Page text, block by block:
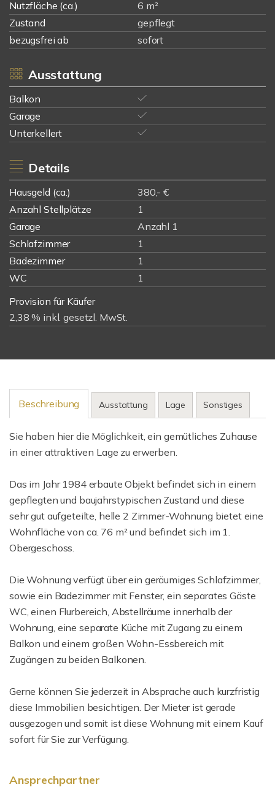
Nutzfläche (ca.)
6 m²
Zustand
gepflegt
bezugsfrei ab
sofort
Ausstattung
Balkon
Garage
Unterkellert
Details
Hausgeld (ca.)
380,- €
Anzahl Stellplätze
1
Garage
Anzahl 1
Schlafzimmer
1
Badezimmer
1
WC
1
Provision für Käufer
2,38 % inkl. gesetzl. MwSt.
Beschreibung Ausstattung Lage Sonstiges
Sie haben hier die Möglichkeit, ein gemütliches Zuhause
in einer attraktiven Lage zu erwerben.
Das im Jahr 1984 erbaute Objekt befindet sich in einem
gepflegten und baujahrstypischen Zustand und diese
sehr gut aufgeteilte, helle 2 Zimmer-Wohnung bietet eine
Wohnfläche von ca. 76 m² und befindet sich im 1.
Obergeschoss.
Die Wohnung verfügt über ein geräumiges Schlafzimmer,
sowie ein Badezimmer mit Fenster, ein separates Gäste
WC, einen Flurbereich, Abstellräume innerhalb der
Wohnung, eine separate Küche mit Zugang zu einem
Balkon und einem großen Wohn-Essbereich mit
Zugängen zu beiden Balkonen.
Gerne können Sie jederzeit in Absprache auch kurzfristig
diese Immobilien besichtigen. Der Mieter ist gerade
ausgezogen und somit ist diese Wohnung mit einem Kauf
sofort für Sie zur Verfügung.
Ansprechpartner